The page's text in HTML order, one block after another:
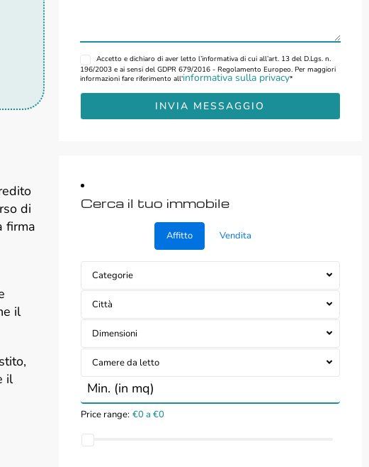
di
firma
il
il
Accetto e dichiaro di aver letto l’informativa di cui all’art. 13 del D.Lgs. n.
196/2003 e ai sensi del GDPR 679/2016 - Regolamento Europeo. Per maggiori
informazioni fare riferimento all'informativa sulla privacy*
Cerca il tuo immobile
Affitto Vendita
Categorie
Città
Dimensioni
Camere da letto
Price range: €0 a €0